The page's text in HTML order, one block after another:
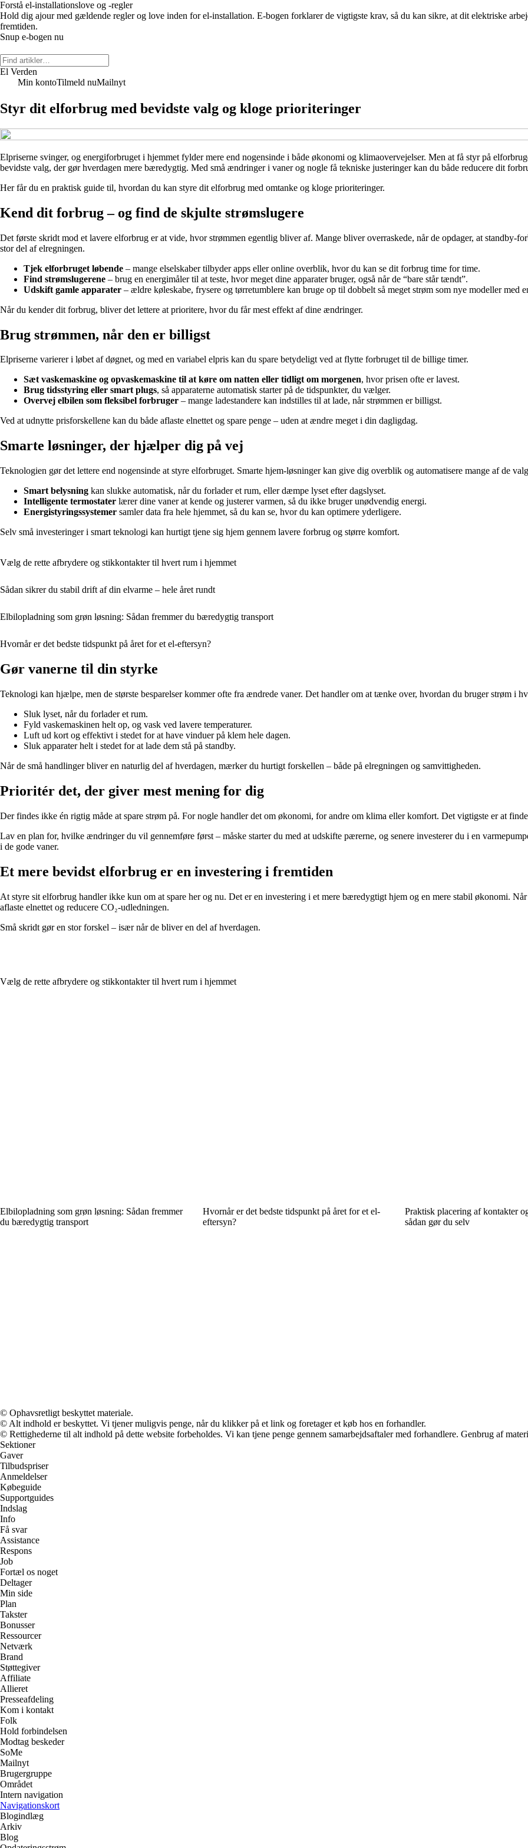
Forstå el-installationslove og -regler
Hold dig ajour med gældende regler og love inden for el-installation. E-bogen forklarer de vigtigste krav, så du kan sikre, at dit elektriske
fremtiden.
Snup e-bogen nu
El Verden
Min kontoTilmeld nuMailnyt
Styr dit elforbrug med bevidste valg og kloge prioriteringer
Elpriserne svinger, og energiforbruget i hjemmet fylder mere end nogensinde i både økonomi og klimaovervejelser. Men at få styr på
bevidste valg, der gør hverdagen mere bæredygtig. Med små ændringer i vaner og nogle få tekniske justeringer kan du både reducere dit
Her får du en praktisk guide til, hvordan du kan styre dit elforbrug med omtanke og kloge prioriteringer.
Kend dit forbrug – og find de skjulte strømslugere
Det første skridt mod et lavere elforbrug er at vide, hvor strømmen egentlig bliver af. Mange bliver overraskede, når de opdager, at standby-
stor del af elregningen.
Tjek elforbruget løbende – mange elselskaber tilbyder apps eller online overblik, hvor du kan se dit forbrug time for time.
Find strømslugerene – brug en energimåler til at teste, hvor meget dine apparater bruger, også når de “bare står tændt”.
Udskift gamle apparater – ældre køleskabe, frysere og tørretumblere kan bruge op til dobbelt så meget strøm som nye modeller med
Når du kender dit forbrug, bliver det lettere at prioritere, hvor du får mest effekt af dine ændringer.
Brug strømmen, når den er billigst
Elpriserne varierer i løbet af døgnet, og med en variabel elpris kan du spare betydeligt ved at flytte forbruget til de billige timer.
Sæt vaskemaskine og opvaskemaskine til at køre om natten eller tidligt om morgenen, hvor prisen ofte er lavest.
Brug tidsstyring eller smart plugs, så apparaterne automatisk starter på de tidspunkter, du vælger.
Overvej elbilen som fleksibel forbruger – mange ladestandere kan indstilles til at lade, når strømmen er billigst.
Ved at udnytte prisforskellene kan du både aflaste elnettet og spare penge – uden at ændre meget i din dagligdag.
Smarte løsninger, der hjælper dig på vej
Teknologien gør det lettere end nogensinde at styre elforbruget. Smarte hjem-løsninger kan give dig overblik og automatisere mange af de
Smart belysning kan slukke automatisk, når du forlader et rum, eller dæmpe lyset efter dagslyset.
Intelligente termostater lærer dine vaner at kende og justerer varmen, så du ikke bruger unødvendig energi.
Energistyringssystemer samler data fra hele hjemmet, så du kan se, hvor du kan optimere yderligere.
Selv små investeringer i smart teknologi kan hurtigt tjene sig hjem gennem lavere forbrug og større komfort.
Vælg de rette afbrydere og stikkontakter til hvert rum i hjemmet
Sådan sikrer du stabil drift af din elvarme – hele året rundt
Elbilopladning som grøn løsning: Sådan fremmer du bæredygtig transport
Hvornår er det bedste tidspunkt på året for et el-eftersyn?
Gør vanerne til din styrke
Teknologi kan hjælpe, men de største besparelser kommer ofte fra ændrede vaner. Det handler om at tænke over, hvordan du bruger strøm i
Sluk lyset, når du forlader et rum.
Fyld vaskemaskinen helt op, og vask ved lavere temperaturer.
Luft ud kort og effektivt i stedet for at have vinduer på klem hele dagen.
Sluk apparater helt i stedet for at lade dem stå på standby.
Når de små handlinger bliver en naturlig del af hverdagen, mærker du hurtigt forskellen – både på elregningen og samvittigheden.
Prioritér det, der giver mest mening for dig
Der findes ikke én rigtig måde at spare strøm på. For nogle handler det om økonomi, for andre om klima eller komfort. Det vigtigste er at
Lav en plan for, hvilke ændringer du vil gennemføre først – måske starter du med at udskifte pærerne, og senere investerer du i en
i de gode vaner.
Et mere bevidst elforbrug er en investering i fremtiden
At styre sit elforbrug handler ikke kun om at spare her og nu. Det er en investering i et mere bæredygtigt hjem og en mere stabil økonomi.
aflaste elnettet og reducere CO₂-udledningen.
Små skridt gør en stor forskel – især når de bliver en del af hverdagen.
Vælg de rette afbrydere og stikkontakter til hvert rum i hjemmet
Elbilopladning som grøn løsning: Sådan fremmer
du bæredygtig transport
Hvornår er det bedste tidspunkt på året for et el-
eftersyn?
Praktisk placering af kontakter
sådan gør du selv
© Ophavsretligt beskyttet materiale.
© Alt indhold er beskyttet. Vi tjener muligvis penge, når du klikker på et link og foretager et køb hos en forhandler.
© Rettighederne til alt indhold på dette website forbeholdes. Vi kan tjene penge gennem samarbejdsaftaler med forhandlere. Genbrug af
Sektioner
Gaver
Tilbudspriser
Anmeldelser
Købeguide
Supportguides
Indslag
Info
Få svar
Assistance
Respons
Job
Fortæl os noget
Deltager
Min side
Plan
Takster
Bonusser
Ressourcer
Netværk
Brand
Støttegiver
Affiliate
Allieret
Presseafdeling
Kom i kontakt
Folk
Hold forbindelsen
Modtag beskeder
SoMe
Mailnyt
Brugergruppe
Området
Intern navigation
Navigationskort
Blogindlæg
Arkiv
Blog